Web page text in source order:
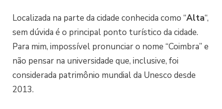
Localizada na parte da cidade conhecida como “Alta“,
sem dúvida é o principal ponto turístico da cidade.
Para mim, impossível pronunciar o nome “Coimbra” e
não pensar na universidade que, inclusive, foi
considerada patrimônio mundial da Unesco desde
2013.